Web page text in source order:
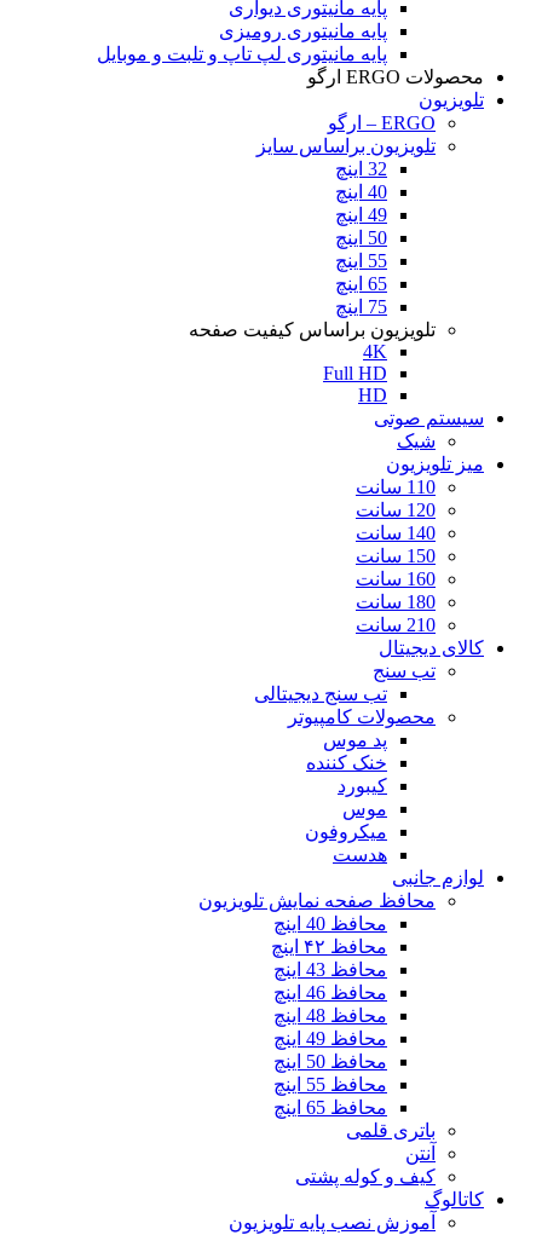
پایه مانیتوری دیواری
پایه مانیتوری رومیزی
پایه مانیتوری لپ تاپ و تلبت و موبایل
محصولات ERGO ارگو
تلویزیون
ERGO – ارگو
تلویزیون براساس سایز
32 اینچ
40 اینچ
49 اینچ
50 اینچ
55 اینچ
65 اینچ
75 اینچ
تلویزیون براساس کیفیت صفحه
4K
Full HD
HD
سیستم صوتی
شیک
میز تلویزیون
110 سانت
120 سانت
140 سانت
150 سانت
160 سانت
180 سانت
210 سانت
کالای دیجیتال
تب سنج
تب سنج دیجیتالی
محصولات کامپیوتر
پد موس
خنک کننده
کیبورد
موس
میکروفون
هدست
لوازم جانبی
محافظ صفحه نمایش تلویزیون
محافظ 40 اینچ
محافظ ۴۲ اینچ
محافظ 43 اینچ
محافظ 46 اینچ
محافظ 48 اینچ
محافظ 49 اینچ
محافظ 50 اینچ
محافظ 55 اینچ
محافظ 65 اینچ
باتری قلمی
آنتن
کیف و کوله پشتی
کاتالوگ
آموزش نصب پایه تلویزیون